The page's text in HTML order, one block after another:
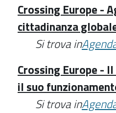
Crossing Europe -
cittadinanza
Si trova in
Crossing Europe -
il suo
Si trova in